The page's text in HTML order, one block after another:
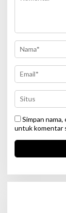
Simpan
untuk komentar